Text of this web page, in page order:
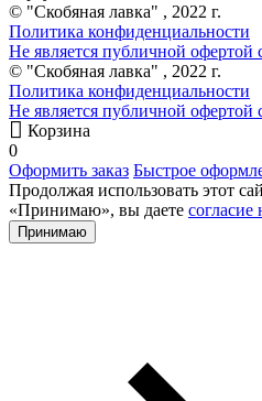
© "Скобяная лавка" , 2022 г.
Политика конфиденциальности
Не является публичной офертой
© "Скобяная лавка" , 2022 г.
Политика конфиденциальности
Не является публичной офертой
Корзина
0
Оформить заказ Быстрое
Продолжая использовать этот
«Принимаю», вы даете согласие
Принимаю